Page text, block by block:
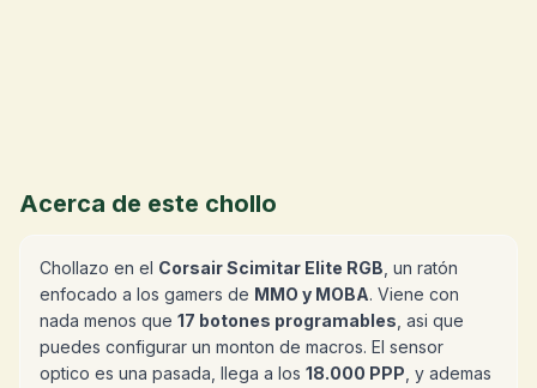
Acerca de este chollo
Chollazo en el Corsair Scimitar Elite RGB , un ratón
enfocado a los gamers de MMO y MOBA. Viene con
nada menos que 17 botones programables , asi que
puedes configurar un monton de macros. El sensor
optico es una pasada, llega a los 18.000 PPP , y ademas